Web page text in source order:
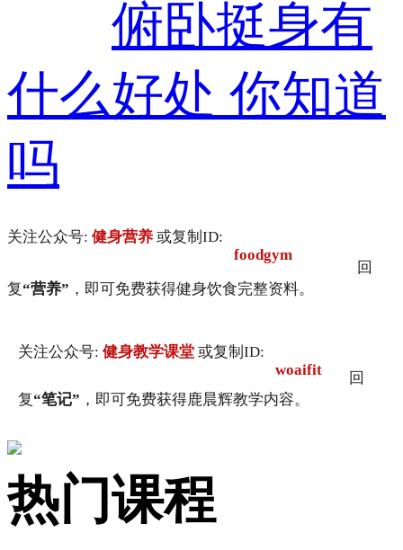
俯卧挺身有
什么好处 你知道
吗
关注公众号: 健身营养 或复制ID:
foodgym
回
复“营养” ，即可免费获得健身饮食完整资料。
关注公众号: 健身教学课堂 或复制ID:
woaifit
回
复“笔记” ，即可免费获得鹿晨辉教学内容。
热门课程